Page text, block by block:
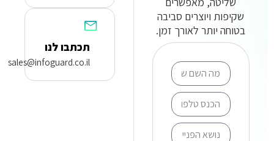
שקיפות ויוצרים סביבה
בטוחה יותר לאורך זמן.
תכתבו לנו
sales@infoguard.co.il